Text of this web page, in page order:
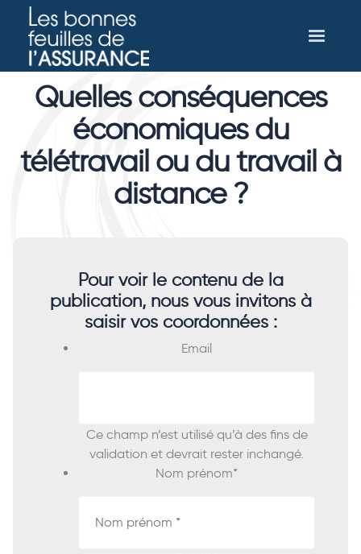
Quelles conséquences
économiques du
télétravail ou du travail à
distance ?
Pour voir le contenu de la
publication, nous vous invitons à
saisir vos coordonnées :
Email
Ce champ n’est utilisé qu’à des fins de
validation et devrait rester inchangé.
Nom prénom*